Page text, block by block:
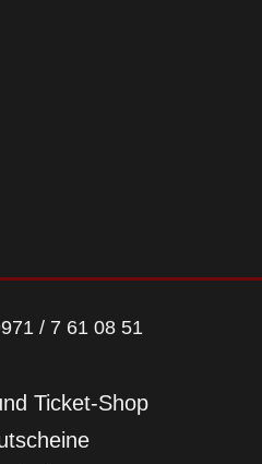
/ 7 61 08 51
Ticket-Shop